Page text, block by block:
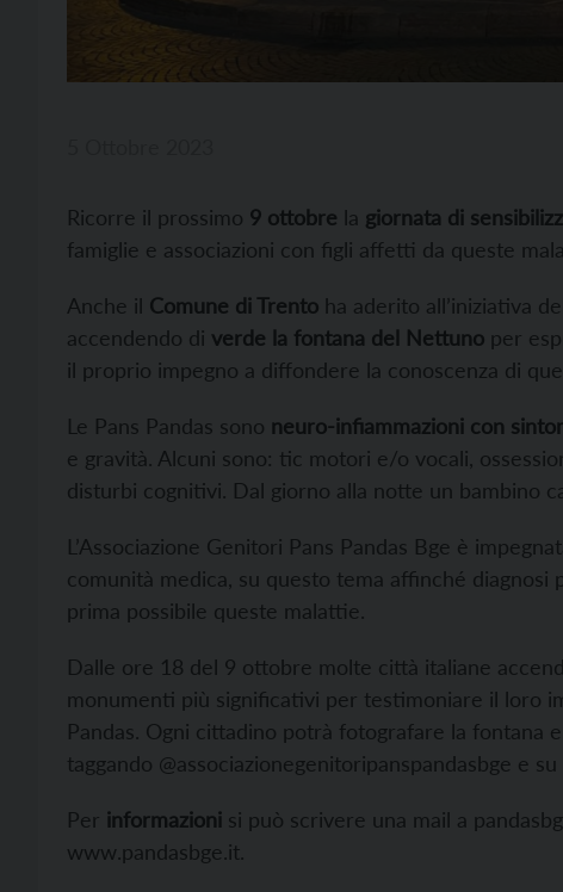
Ricorre il prossimo 9 ottobre la giornata di
famiglie e associazioni con figli affetti da queste
Anche il Comune di Trento ha aderito all’iniziativa
accendendo di verde la fontana del Nettuno per
il proprio impegno a diffondere la conoscenza di
Le Pans Pandas sono neuro-infiammazioni con
e gravità. Alcuni sono: tic motori e/o vocali,
disturbi cognitivi. Dal giorno alla notte un bambino
L’Associazione Genitori Pans Pandas Bge è
comunità medica, su questo tema affinché
prima possibile queste malattie.
Dalle ore 18 del 9 ottobre molte città italiane
monumenti più significativi per testimoniare il loro
Pandas. Ogni cittadino potrà fotografare la fontana
taggando @associazionegenitoripanspandasbge e su
Per informazioni si può scrivere una mail a
www.pandasbge.it.